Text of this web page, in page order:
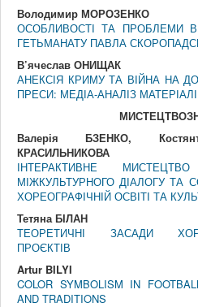
Володимир МОРОЗЕНКО
ОСОБЛИВОСТІ ТА ПРОБЛЕМИ
ГЕТЬМАНАТУ ПАВЛА
В’ячеслав ОНИЩАК
АНЕКСІЯ КРИМУ ТА ВІЙНА НА
ПРЕСИ: МЕДІА-АНАЛІЗ
Валерія БЗЕНКО,
КРАСИЛЬНИКОВА
ІНТЕРАКТИВНЕ
МІЖКУЛЬТУРНОГО ДІАЛОГУ ТА
ХОРЕОГРАФІЧНІЙ ОСВІТІ ТА
Тетяна БІЛАН
ТЕОРЕТИЧНІ ЗАСАДИ
ПРОЄКТІВ
Artur BILYI
COLOR SYMBOLISM IN
AND TRADITIONS